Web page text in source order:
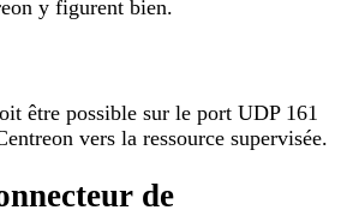
y figurent bien.
être possible sur le port UDP 161
vers la ressource supervisée.
de